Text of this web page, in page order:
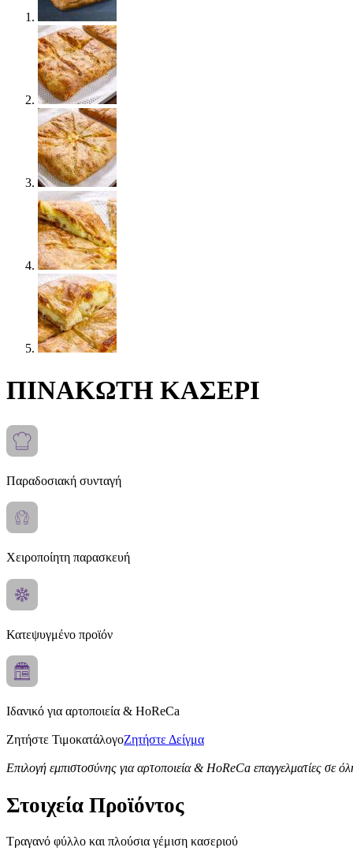
ΠΙΝΑΚΩΤΗ ΚΑΣΕΡΙ
Παραδοσιακή συνταγή
Χειροποίητη παρασκευή
Κατεψυγμένο προϊόν
Ιδανικό για αρτοποιεία & HoReCa
Ζητήστε ΤιμοκατάλογοΖητήστε Δείγμα
Επιλογή εμπιστοσύνης για αρτοποιεία & HoReCa επαγγελματίες σε
Στοιχεία Προϊόντος
Τραγανό φύλλο και πλούσια γέμιση κασεριού